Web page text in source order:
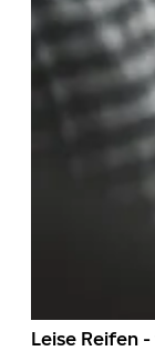
Leise Reifen